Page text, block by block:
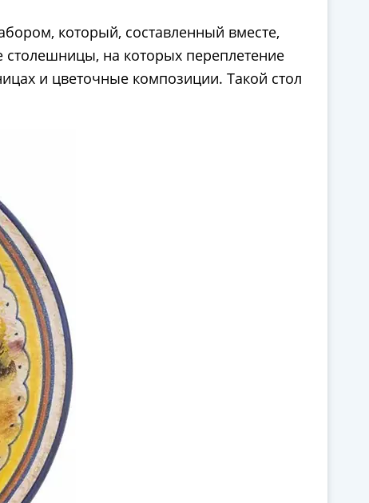
который, составленный вместе,
на которых переплетение
и цветочные композиции. Такой стол